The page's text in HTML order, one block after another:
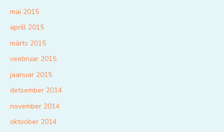
mai 2015
aprill 2015
märts 2015
veebruar 2015
jaanuar 2015
detsember 2014
november 2014
oktoober 2014